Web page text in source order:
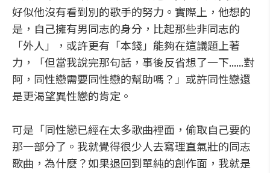
好似他沒有看到別的歌手的努力。實際上，他想的
是，自己擁有男同志的身分，比起那些非同志的
「外人」，或許更有「本錢」能夠在這議題上著
力，「但當我說完那句話，事後反省想了一下......對
阿，同性戀需要同性戀的幫助嗎？」或許同性戀還
是更渴望異性戀的肯定。
可是「同性戀已經在太多歌曲裡面，偷取自己要的
那一部分了。我就覺得很少人去寫理直氣壯的同志
歌曲，為什麼？如果退回到單純的創作面，我就是